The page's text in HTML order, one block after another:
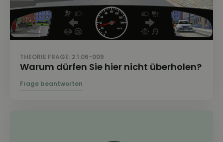
THEORIE FRAGE: 2.1.06-009
Warum dürfen Sie hier nicht überholen?